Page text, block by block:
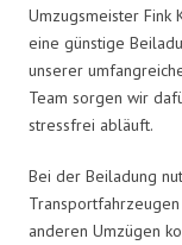
Umzugsmeister Fink
eine günstige
unserer
Team sorgen wir
stressfrei abläuft.
Bei der Beiladung
anderen Umzügen